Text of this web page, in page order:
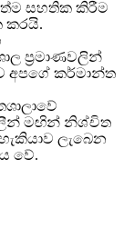
සහතික කිරීම
කරයි.
ප්‍රමාණවලින්
අපගේ කර්මාන්ත
මඟින් නිශ්චිත
ලැබෙන
වේ.